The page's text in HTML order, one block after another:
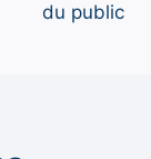
du public